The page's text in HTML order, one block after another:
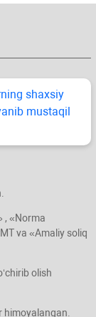
shaхsiy
mustaqil
, «Norma
va «Amaliy soliq
olish